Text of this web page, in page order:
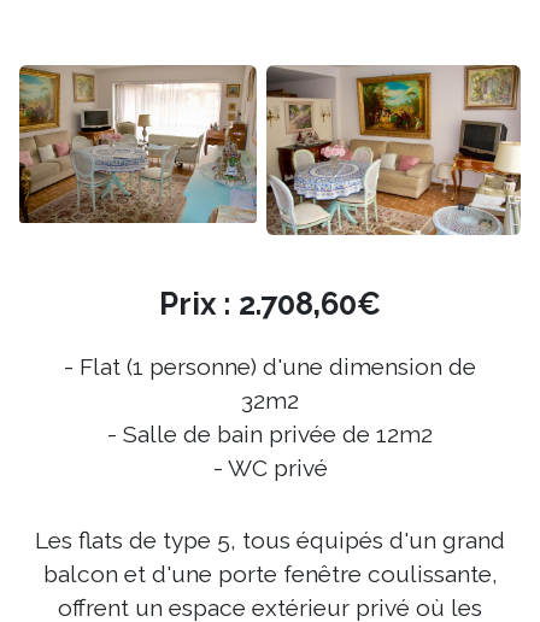
Prix : 2.708,60€
- Flat (1 personne) d'une dimension de
32m2
- Salle de bain privée de 12m2
- WC privé
Les flats de type 5, tous équipés d'un grand
balcon et d'une porte fenêtre coulissante,
offrent un espace extérieur privé où les